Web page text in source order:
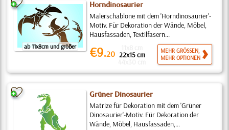
ab 11x8cm und größer
Horndinosaurier
Malerschablone mit dem 'Horndinosaurier'-
Motiv. Für Dekoration der Wände, Möbel,
Hausfassaden, Textilfasern...
€9.20 22x15 cm
MEHR GRÖSSEN,
MEHR OPTIONEN
Grüner Dinosaurier
Matrize für Dekoration mit dem 'Grüner
Dinosaurier'-Motiv. Für Dekoration der
Wände, Möbel, Hausfassaden,...